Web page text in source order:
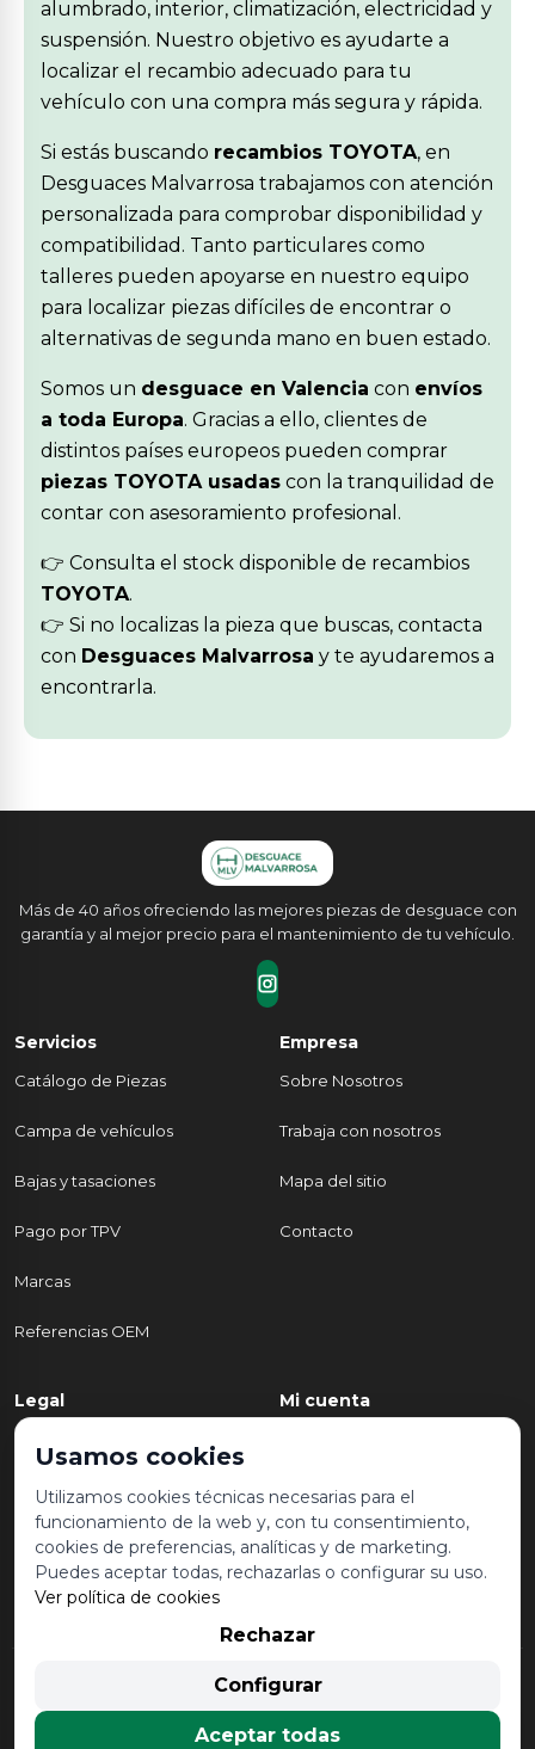
alumbrado, interior, climatización, electricidad y
suspensión. Nuestro objetivo es ayudarte a
localizar el recambio adecuado para tu
vehículo con una compra más segura y rápida.
Si estás buscando recambios TOYOTA, en
Desguaces Malvarrosa trabajamos con atención
personalizada para comprobar disponibilidad y
compatibilidad. Tanto particulares como
talleres pueden apoyarse en nuestro equipo
para localizar piezas difíciles de encontrar o
alternativas de segunda mano en buen estado.
Somos un desguace en Valencia con envíos
a toda Europa. Gracias a ello, clientes de
distintos países europeos pueden comprar
piezas TOYOTA usadas con la tranquilidad de
contar con asesoramiento profesional.
👉 Consulta el stock disponible de recambios
TOYOTA.
👉 Si no localizas la pieza que buscas, contacta
con Desguaces Malvarrosa y te ayudaremos a
encontrarla.
Más de 40 años ofreciendo las mejores piezas de desguace con
garantía y al mejor precio para el mantenimiento de tu vehículo.
Servicios
Catálogo de Piezas
Campa de vehículos
Bajas y tasaciones
Pago por TPV
Marcas
Referencias OEM
Empresa
Sobre Nosotros
Trabaja con nosotros
Mapa del sitio
Contacto
Legal
Política de Privacidad
Aviso legal y condiciones de
uso
Política de Cookies
Mi cuenta
Mis pedidos
Lista de deseos
© 2026 Desguace Malvarrosa. Todos los derechos reservados |
Desarrollado por
Usamos cookies
Utilizamos cookies técnicas necesarias para el
funcionamiento de la web y, con tu consentimiento,
cookies de preferencias, analíticas y de marketing.
Puedes aceptar todas, rechazarlas o configurar su uso.
Ver política de cookies
Rechazar
Configurar
Aceptar todas